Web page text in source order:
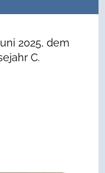
2025, dem
C.